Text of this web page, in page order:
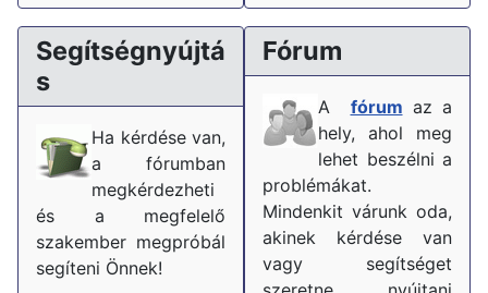
Segítségnyújtá
s
Ha kérdése van,
a fórumban
megkérdezheti
és a megfelelő
szakember megpróbál
segíteni Önnek!
Fórum
A fórum az a
hely, ahol meg
lehet beszélni a
problémákat.
Mindenkit várunk oda,
akinek kérdése van
vagy segítséget